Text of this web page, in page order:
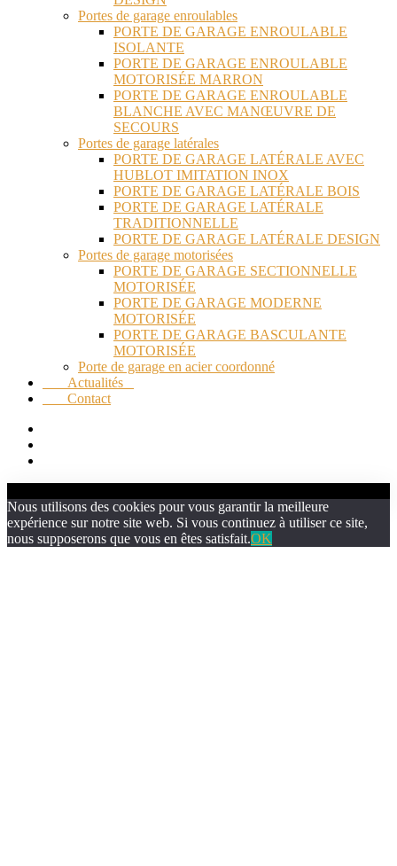
Portes de garage enroulables
PORTE DE GARAGE ENROULABLE
ISOLANTE
PORTE DE GARAGE ENROULABLE
MOTORISÉE MARRON
PORTE DE GARAGE ENROULABLE
BLANCHE AVEC MANŒUVRE DE
SECOURS
Portes de garage latérales
PORTE DE GARAGE LATÉRALE AVEC
HUBLOT IMITATION INOX
PORTE DE GARAGE LATÉRALE BOIS
PORTE DE GARAGE LATÉRALE
TRADITIONNELLE
PORTE DE GARAGE LATÉRALE DESIGN
Portes de garage motorisées
PORTE DE GARAGE SECTIONNELLE
MOTORISÉE
PORTE DE GARAGE MODERNE
MOTORISÉE
PORTE DE GARAGE BASCULANTE
MOTORISÉE
Porte de garage en acier coordonné
Actualités
Contact
Nous utilisons des cookies pour vous garantir la meilleure
expérience sur notre site web. Si vous continuez à utiliser ce site,
nous supposerons que vous en êtes satisfait.OK